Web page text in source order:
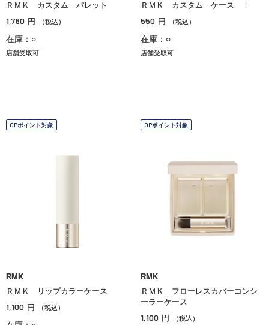
ＲＭＫ カスタム パレット
1,760 円 （税込）
在庫：○
店舗受取可
ＲＭＫ カスタム ケース Ⅰ
550 円 （税込）
在庫：○
店舗受取可
OPポイント対象
RMK
ＲＭＫ リップカラーケース
1,100 円 （税込）
OPポイント対象
RMK
ＲＭＫ フローレスカバーコンシ
ーラーケース
1,100 円 （税込）